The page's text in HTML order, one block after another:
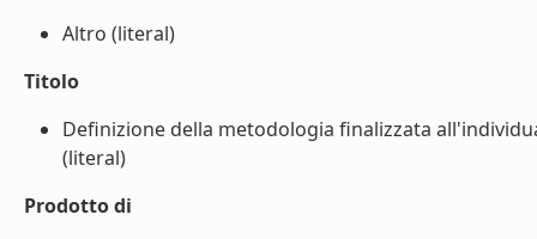
Altro (literal)
Titolo
Definizione della metodologia finalizzata
(literal)
Prodotto di